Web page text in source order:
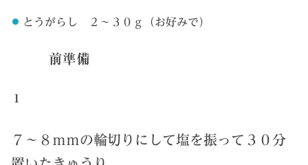
とうがらし ２～３０ｇ（お好みで）
前準備
１
７～８ｍｍの輪切りにして塩を振って３０分